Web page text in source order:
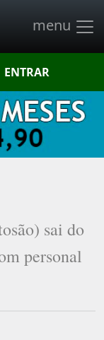
menu
ENTRAR
sai do
personal